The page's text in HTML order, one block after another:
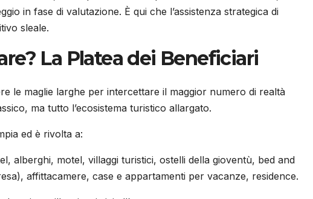
in fase di valutazione. È qui che l’assistenza strategica di
sleale.
La Platea dei Beneficiari
le maglie larghe per intercettare il maggior numero di realtà
ma tutto l’ecosistema turistico allargato.
ed è rivolta a:
alberghi, motel, villaggi turistici, ostelli della gioventù, bed and
affittacamere, case e appartamenti per vacanze, residence.